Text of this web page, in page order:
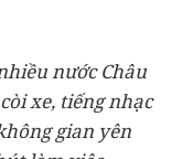
nước Châu
xe, tiếng nhạc
gian yên